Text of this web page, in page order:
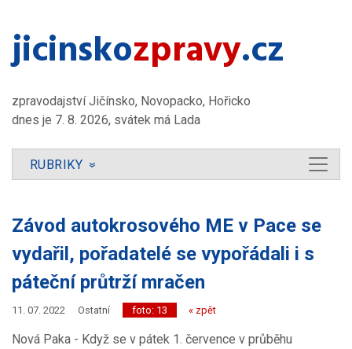
jicinsko​zpravy.cz
zpravodajství Jičínsko, Novopacko, Hořicko
dnes je 7. 8. 2026, svátek má Lada
RUBRIKY »
Závod autokrosového ME v Pace se
vydařil, pořadatelé se vypořádali i s
páteční průtrží mračen
11. 07. 2022 Ostatní foto: 13 « zpět
Nová Paka - Když se v pátek 1. července v průběhu